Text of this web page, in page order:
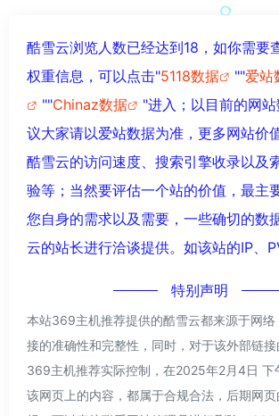
酷雪云浏览人数已经达到18，如你需要
权重信息，可以点击"5118数据 ""爱站
""Chinaz数据
"进入；以目前的网
议大家请以爱站数据为准，更多网站价
酷雪云的访问速度、搜索引擎收录以及
验等；当然要评估一个站的价值，最主
您自身的需求以及需要，一些确切的数
云的站长进行洽谈提供。如该站的IP、
特别声明
本站369主机推荐提供的酷雪云都来源于网络
接的准确性和完整性，同时，对于该外部链
369主机推荐实际控制，在2025年2月4日 下
该网页上的内容，都属于合规合法，后期网